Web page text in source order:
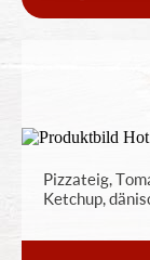
Pizzateig,
Ketchup,